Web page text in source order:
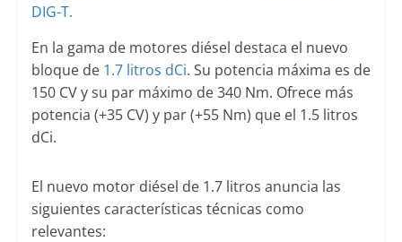
DIG-T.
En la gama de motores diésel destaca el nuevo
bloque de 1.7 litros dCi. Su potencia máxima es de
150 CV y su par máximo de 340 Nm. Ofrece más
potencia (+35 CV) y par (+55 Nm) que el 1.5 litros
dCi.
El nuevo motor diésel de 1.7 litros anuncia las
siguientes características técnicas como
relevantes: